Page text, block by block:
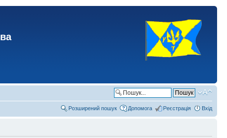
Розширений пошук Допомога Реєстрація Вхід